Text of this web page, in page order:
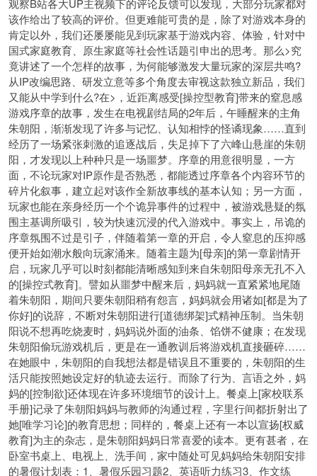
观察B站各大UP主视频下的评论反馈可以发现，大部分玩家都对
该作给出了较高的评价。但更难能可贵的是，除了对游戏本身的
肯定以外，我们还屡屡能见到玩家基于游戏内容、体验，针对中
国式家庭教育、原生家庭等社会性话题引申出的思考。那么>究
竟讲述了一个怎样的故事，为何能够激发大量玩家的深层共鸣?
从IP改编思路、研发立意等多个角度去审视这款独立新品，我们
又能从中学到什么?在>，近距离感受[操控型教育]带来的窒息感
游戏序章的故事，发生在电视剧结局的2年后，午睡醒来的主角
朱朝阳，渐渐发现了许多与记忆、认知相悖的怪谲现象……直到
经历了一场紧张刺激的追逐战后，失足掉下了六峰山悬崖的朱朝
阳，才发现以上种种只是一场噩梦。序章的用意很明显，一方
面，不论玩家对IP原作是否熟悉，都能透过序章各个内容环节的
碎片化叙事，建立起对该作全新故事线的基本认知；另一方面，
玩家也能在亲身经历一个个诡异事件的过程中，被游戏悬疑的氛
围主基调所吸引，较为快速沉浸的代入游戏中。事实上，吊诡的
序章氛围不过是引子，伴随着第一章的开启，令人窒息的压抑感
便开始如潮水般向玩家涌来。随着主题为[母亲]的第一章剧情开
启，玩家几乎可以时刻都能清晰感知到来自朱朝阳母亲无孔不入
的[操控式教育]。譬如从噩梦中醒来后，妈妈就一直紧紧地尾随
着朱朝阳，期间只要朱朝阳稍有怨言，妈妈就会用诸如[都是为了
你好]的说辞，不断对朱朝阳进行[道德绑架]式精神压制。当朱朝
阳说不想再吃烧麦时，妈妈说外面的油条、馅饼不健康；在发现
朱朝阳偷玩游戏机后，更是在一通教训后将游戏机直接砸碎……
在她眼中，朱朝阳的自我想法都是错误且不重要的，朱朝阳的生
活只能按照她设定好的轨迹去运行。而除了行为、言语之外，妈
妈的[控制欲]还体现在许多环境细节的设计上。餐桌上[家校联系
手册]记录了朱朝阳妈妈与教师的沟通过程，字里行间都折射出了
她[唯学习论]的教育思想；同样的，餐桌上还有一本以宣扬[权威
教育]为主的杂志，是朱朝阳妈妈日常喜爱的读本。更有甚者，在
卧室书桌上、电视上、洗手间，家中随处可见妈妈给朱朝阳安排
的暑假计划表：1、暑假乐园习题2、英语听力练习3、作文练